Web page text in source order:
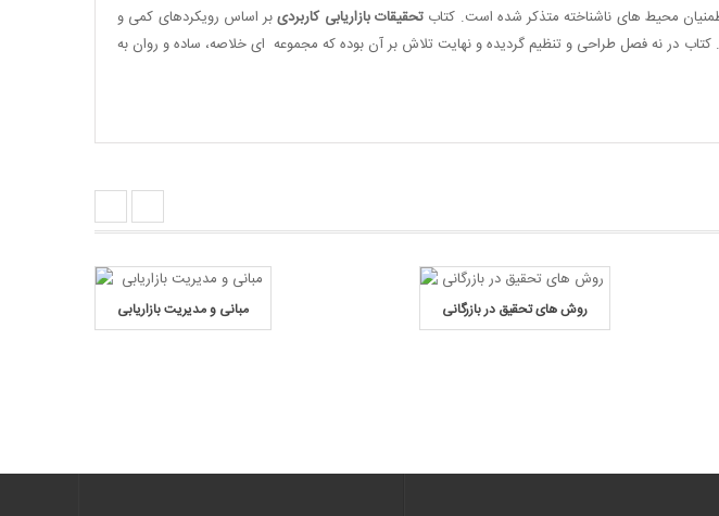
محیط های ناشناخته متذکر شده است. کتاب تحقیقات بازاریابی کاربردیبر اساس رویکردهای کمی و
در نه فصل طراحی و تنظیم گردیده و نهایت تلاش بر آن بوده که مجموعه ای خلاصه، ساده و روان به
مبانی و مدیریت بازاریابی
روش های تحقیق در بازرگانی